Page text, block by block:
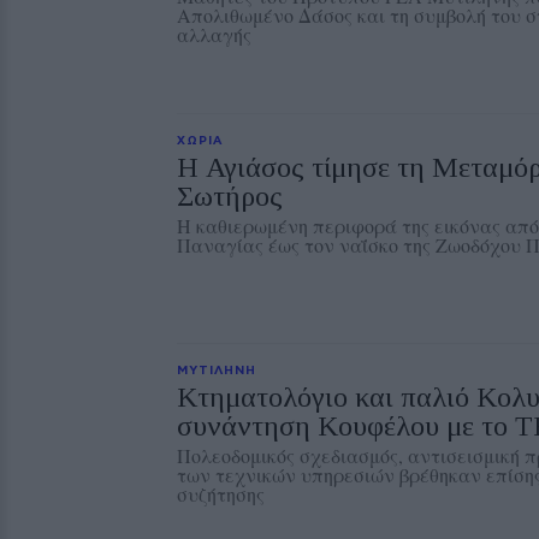
Απολιθωμένο Δάσος και τη συμβολή του
αλλαγής
ΧΩΡΙΑ
Η Αγιάσος τίμησε τη
Σωτήρος
Η καθιερωμένη περιφορά της εικόνας
Παναγίας έως τον ναΐσκο της Ζωοδόχου
ΜΥΤΙΛΗΝΗ
Κτηματολόγιο και παλιό
συνάντηση Κουφέλου με το
Πολεοδομικός σχεδιασμός, αντισεισμική
των τεχνικών υπηρεσιών βρέθηκαν
συζήτησης